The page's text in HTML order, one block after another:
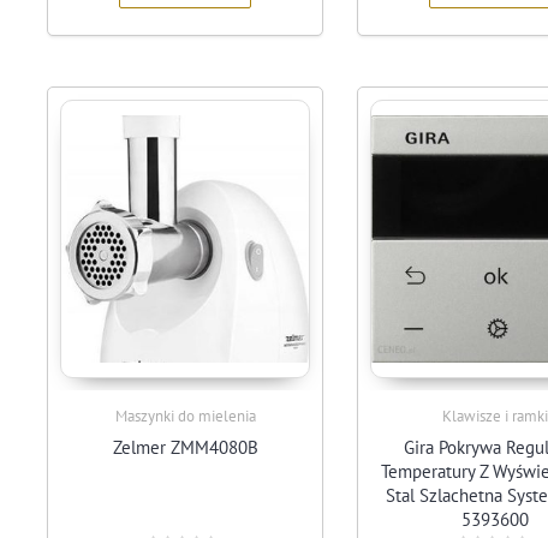
Maszynki do mielenia
Zelmer ZMM4080B
Klawisze i ramki
Gira Pokrywa
Temperatury Z
Stal Szlachetna
5393600